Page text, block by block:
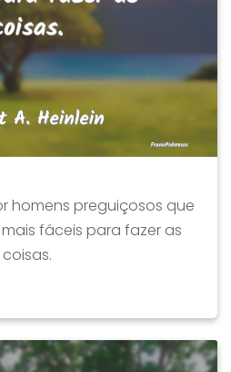
homens preguiçosos que
fáceis para fazer as
coisas.